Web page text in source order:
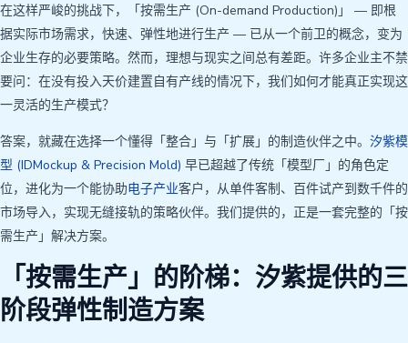
在这样严峻的挑战下，「按需生产 (On-demand Production)」 — 即根
据实际市场需求，快速、弹性地进行生产 — 已从一个前卫的概念，变为
企业生存的必要策略。然而，理想与现实之间总有差距。许多企业主不禁
要问：在没有投入天价建置自有产线的情况下，我们如何才能真正实现这
一灵活的生产模式？
答案，就藏在选择一个懂得「整合」与「扩展」的制造伙伴之中。 汐紫模
型 (IDMockup & Precision Mold) 早已超越了传统「模型厂」的角色定
位，进化为一个能协助电子产业客户，从单件客制、百件试产到数千件的
市场导入，实现无缝接轨的策略伙伴。我们提供的，正是一套完整的「按
需生产」解决方案。
「按需生产」的阶梯：汐紫提供的三
阶段弹性制造方案